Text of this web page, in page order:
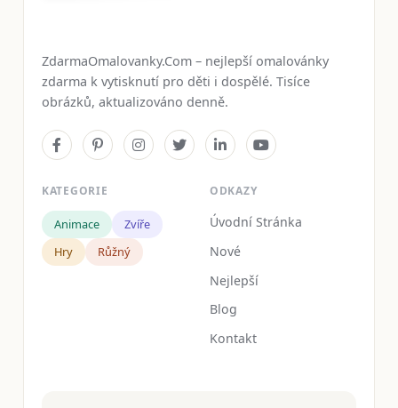
ZdarmaOmalovanky.Com – nejlepší omalovánky
zdarma k vytisknutí pro děti i dospělé. Tisíce
obrázků, aktualizováno denně.
KATEGORIE
Animace
Zvíře
Hry
Růžný
ODKAZY
Úvodní Stránka
Nové
Nejlepší
Blog
Kontakt